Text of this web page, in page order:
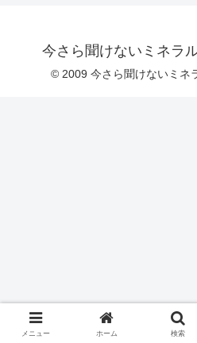
今さら聞けないミネラ
© 2009 今さら聞けないミネ
メニュー ホーム 検索